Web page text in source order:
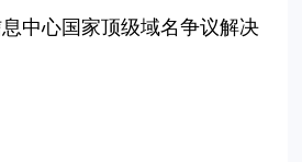
息中心国家顶级域名争议解决